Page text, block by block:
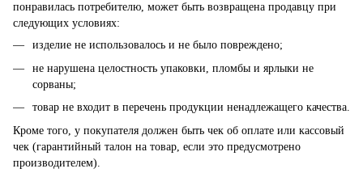
понравилась потребителю, может быть возвращена продавцу при
следующих условиях:
изделие не использовалось и не было повреждено;
не нарушена целостность упаковки, пломбы и ярлыки не
сорваны;
товар не входит в перечень продукции ненадлежащего качества.
Кроме того, у покупателя должен быть чек об оплате или кассовый
чек (гарантийный талон на товар, если это предусмотрено
производителем).